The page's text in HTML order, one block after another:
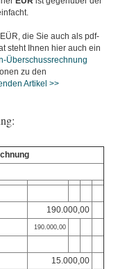
die Sie auch als pdf-
steht Ihnen hier auch ein
Überschussrechnung
zu den
Artikel >>
190.000,00
190.000,00
15.000,00